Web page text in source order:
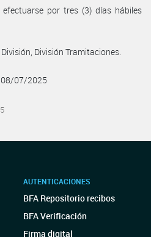
efectuarse por tres (3) días hábiles
División Tramitaciones.
08/07/2025
AUTENTICACIONES
BFA Repositorio recibos
BFA Verificación
Firma digital